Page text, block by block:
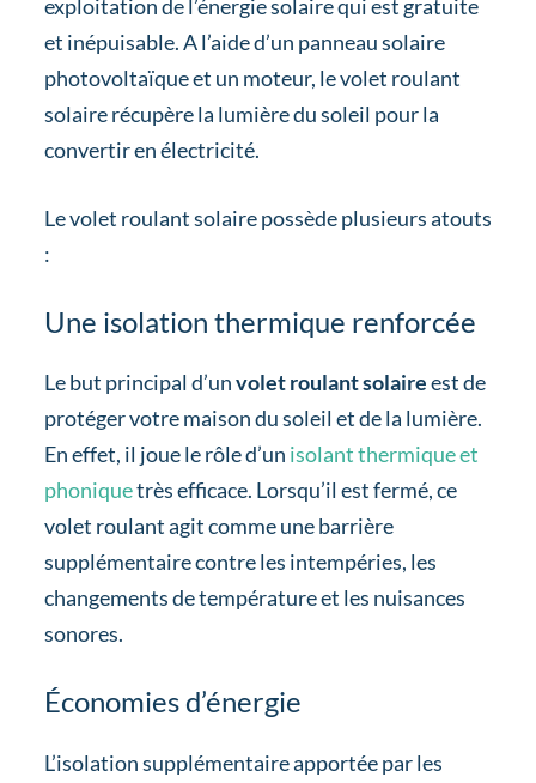
exploitation de l’énergie solaire qui est gratuite
et inépuisable. A l’aide d’un panneau solaire
photovoltaïque et un moteur, le volet roulant
solaire récupère la lumière du soleil pour la
convertir en électricité.
Le volet roulant solaire possède plusieurs atouts
:
Une isolation thermique renforcée
Le but principal d’unvolet roulant solaireest de
protéger votre maison du soleil et de la lumière.
En effet, il joue le rôle d’un isolant thermique et
phoniquetrès efficace. Lorsqu’il est fermé, ce
volet roulant agit comme une barrière
supplémentaire contre les intempéries, les
changements de température et les nuisances
sonores.
Économies d’énergie
L’isolation supplémentaire apportée par les